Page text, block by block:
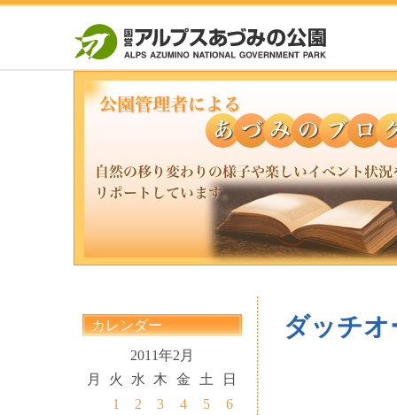
カレンダー
2011年2月
月
火 水 木 金 土 日
1 2 3 4 5
6
ダッチ